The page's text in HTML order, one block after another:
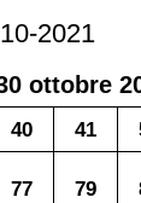
2021
ottobre
40 41
77 79